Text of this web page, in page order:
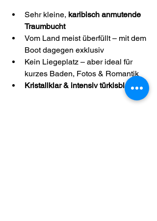
Sehr kleine, karibisch anmutende
Traumbucht
Vom Land meist überfüllt – mit dem
Boot dagegen exklusiv
Kein Liegeplatz – aber ideal für
kurzes Baden, Fotos & Romantik
Kristallklar & intensiv türkisblau